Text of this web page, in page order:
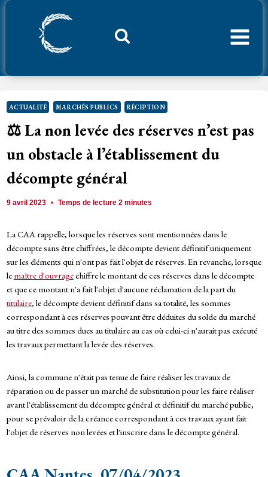
Aller
ACTUALITÉ MARCHÉS PUBLICS RÉCEPTION
⚖️ La non levée des réserves n’est pas
un obstacle à l’établissement du
décompte général
9 avril 2023 Temps de lecture2 minutes
La CAA rappelle, lorsque les réserves sont mentionnées dans le
décompte sans être chiffrées, le décompte devient définitif uniquement
sur les éléments qui n'ont pas fait l'objet de réserves. En revanche, lorsque
le maître d'ouvragechiffre le montant de ces réserves dans le décompte
et que ce montant n'a fait l'objet d'aucune réclamation de la part du
titulaire, le décompte devient définitif dans sa totalité, les sommes
correspondant à ces réserves pouvant être déduites du solde du marché
au titre des sommes dues au titulaire au cas où celui-ci n'aurait pas exécuté
les travaux permettant la levée des réserves.
Ainsi, la commune n'était pas tenue de faire réaliser les travaux de
réparation ou de passer un marché de substitution pour les faire réaliser
avant l'établissement du décompte général et définitif du marché public,
pour se prévaloir de la créance correspondant à ces travaux ayant fait
l'objet de réserves non levées et l'inscrire dans le décompte général.